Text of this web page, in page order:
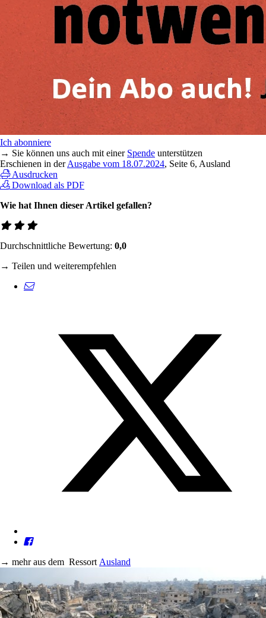
Ich abonniere
→ Sie können uns auch mit einer Spende unterstützen
Erschienen in derAusgabe vom 18.07.2024, Seite 6, Ausland
Ausdrucken
Download als PDF
Wie hat Ihnen dieser Artikel gefallen?
Durchschnittliche Bewertung: 0,0
→ Teilen und weiterempfehlen
→ mehr aus dem Ressort Ausland